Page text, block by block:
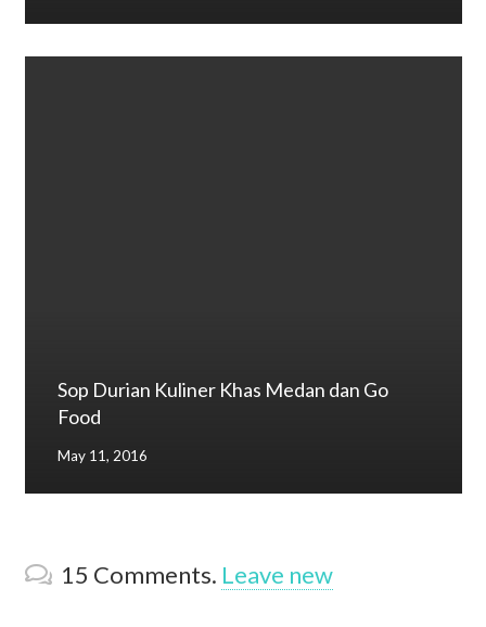
Sop Durian Kuliner Khas Medan dan Go
Food
May 11, 2016
15 Comments. Leave new